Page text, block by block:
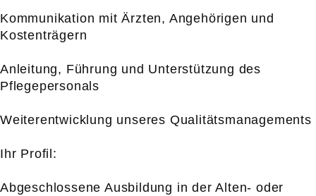
Kommunikation mit Ärzten, Angehörigen und
Kostenträgern
Anleitung, Führung und Unterstützung des
Pflegepersonals
Weiterentwicklung unseres Qualitätsmanagements
Ihr Profil:
Abgeschlossene Ausbildung in der Alten- oder